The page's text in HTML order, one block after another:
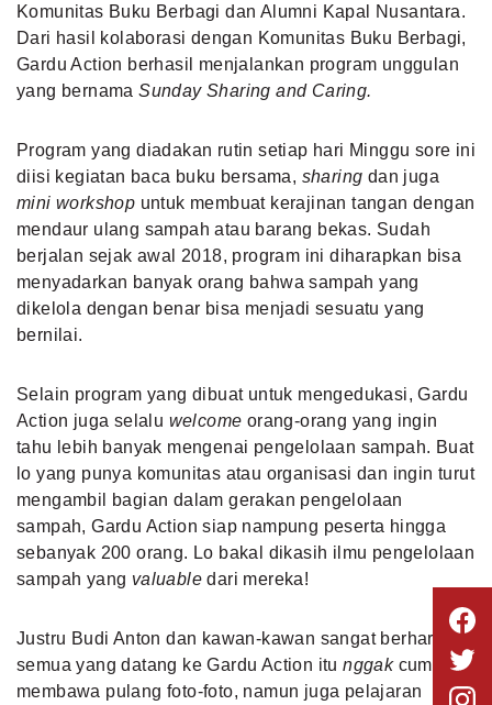
Komunitas Buku Berbagi dan Alumni Kapal Nusantara.
Dari hasil kolaborasi dengan Komunitas Buku Berbagi,
Gardu Action berhasil menjalankan program unggulan
yang bernamaSunday Sharing and Caring.
Program yang diadakan rutin setiap hari Minggu sore ini
diisi kegiatan baca buku bersama, sharing dan juga
mini workshop untuk membuat kerajinan tangan dengan
mendaur ulang sampah atau barang bekas. Sudah
berjalan sejak awal 2018, program ini diharapkan bisa
menyadarkan banyak orang bahwa sampah yang
dikelola dengan benar bisa menjadi sesuatu yang
bernilai.
Selain program yang dibuat untuk mengedukasi, Gardu
Action juga selalu welcome orang-orang yang ingin
tahu lebih banyak mengenai pengelolaan sampah. Buat
lo yang punya komunitas atau organisasi dan ingin turut
mengambil bagian dalam gerakan pengelolaan
sampah, Gardu Action siap nampung peserta hingga
sebanyak 200 orang. Lo bakal dikasih ilmu pengelolaan
sampah yang valuabledari mereka!
Justru Budi Anton dan kawan-kawan sangat berhara
semua yang datang ke Gardu Action itunggakcuma
membawa pulang foto-foto, namun juga pelajaran